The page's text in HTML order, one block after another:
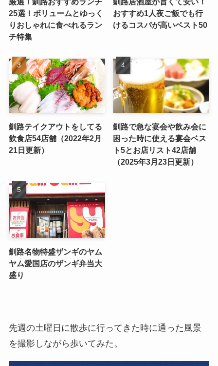
25選！ボリュームとゆっく
りおしゃれに食べれるラン
チ特集
おすすめ1人夜ご飯でも行
けるコスパが高いベスト50
釧路テイクアウトをしてる
飲食店54店舗（2022年2月
21日更新）
釧路で急な宴会や飲み会に
困った時に使える宴会ベス
ト5とお店リスト42店舗
（2025年3月23日更新）
釧路名物特盛ザンギのヤム
ヤム愛国店のザンギ弁当大
盛り
先週の土曜日に散歩に行ってきた時に通った風景
を撮影しながら歩いてみた。